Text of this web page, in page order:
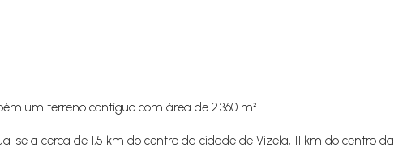
um terreno contíguo com área de 2.360 m².
se a cerca de 1,5 km do centro da cidade de Vizela, 11 km do centro da